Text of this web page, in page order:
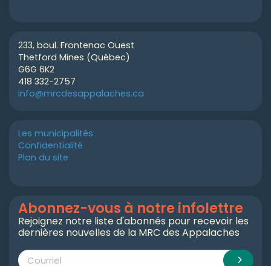
233, boul. Frontenac Ouest
Thetford Mines (Québec)
G6G 6K2
418 332-2757
info@mrcdesappalaches.ca
Les municipalités
Confidentialité
Plan du site
Abonnez-vous à notre infolettre
Rejoignez notre liste d'abonnés pour recevoir les
dernières nouvelles de la MRC des Appalaches